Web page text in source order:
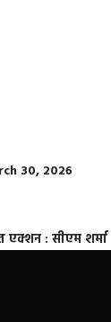
30, 2026
एक्शन : सीएम शर्मा